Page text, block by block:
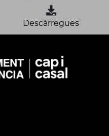
Descàrregues